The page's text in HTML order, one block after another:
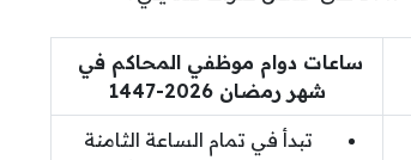
ساعات دوام موظفي المحاكم في
شهر رمضان 2026-1447
تبدأ في تمام الساعة الثامنة